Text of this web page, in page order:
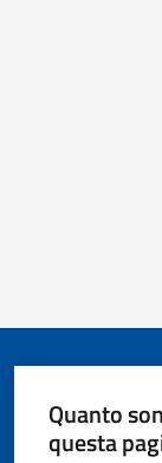
Quanto
questa